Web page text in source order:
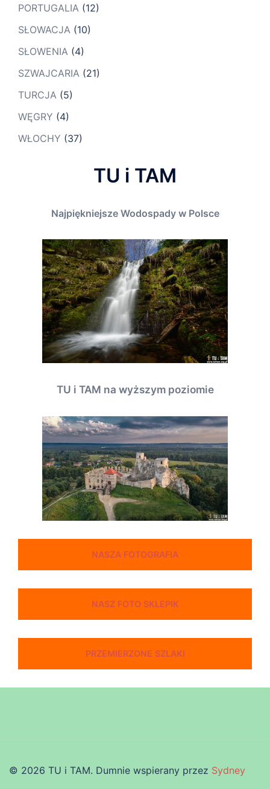
PORTUGALIA (12)
SŁOWACJA (10)
SŁOWENIA (4)
SZWAJCARIA (21)
TURCJA (5)
WĘGRY (4)
WŁOCHY (37)
TU i TAM
Najpiękniejsze Wodospady w Polsce
TU i TAM na wyższym poziomie
NASZA FOTOGRAFIA
NASZ FOTO SKLEPIK
PRZEMIERZONE SZLAKI
© 2026 TU i TAM. Dumnie wspierany przez Sydney